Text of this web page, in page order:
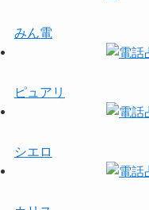
みん電
ピュアリ
シエロ